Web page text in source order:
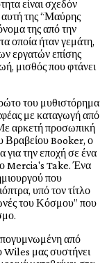
είναι σχεδόν
αυτή της “Μαύρης
της από την
οποία ήταν γεμάτη,
εργατών επίσης
μισθός που φτάνει
του μυθιστόρημα
με καταγωγή από
αρκετή προσωπική
Βραβείου Booker, ο
για την εποχή σε ένα
Mercia's Take. Ένα
που
υπό τον τίτλο
του Κόσμου” που
από
Wiles μας συστήνει